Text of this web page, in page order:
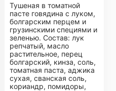
Тушеная в томатной
пасте говядина с луком,
болгарским перцем и
грузинскими специями и
зеленью. Состав: лук
репчатый, масло
растительное, перец
болгарский, кинза, соль,
томатная паста, аджика
сухая, сванская соль,
кориандр, помидоры,